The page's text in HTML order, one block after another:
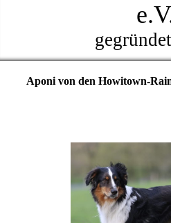
Aponi von den Howitown-